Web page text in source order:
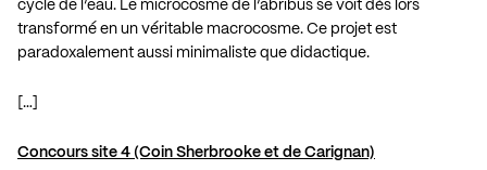
cycle de l’eau. Le microcosme de l’abribus se voit dès lors
transformé en un véritable macrocosme. Ce projet est
paradoxalement aussi minimaliste que didactique.
[…]
Concours site 4 (Coin Sherbrooke et de Carignan)